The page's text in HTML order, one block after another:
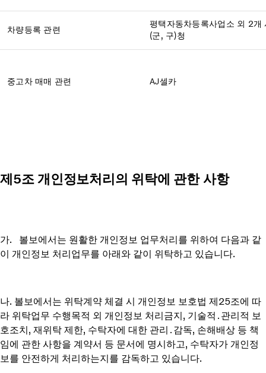
차량등록 관련
평택자동차등록사업소 외 2개
(군, 구)청
중고차 매매 관련 AJ셀카
제5조 개인정보처리의 위탁에 관한 사항
가. 볼보에서는 원활한 개인정보 업무처리를 위하여 다음과 같
이 개인정보 처리업무를 아래와 같이 위탁하고 있습니다.
나. 볼보에서는 위탁계약 체결 시 개인정보 보호법 제25조에 따
라 위탁업무 수행목적 외 개인정보 처리금지, 기술적․관리적 보
호조치, 재위탁 제한, 수탁자에 대한 관리․감독, 손해배상 등 책
임에 관한 사항을 계약서 등 문서에 명시하고, 수탁자가 개인정
보를 안전하게 처리하는지를 감독하고 있습니다.